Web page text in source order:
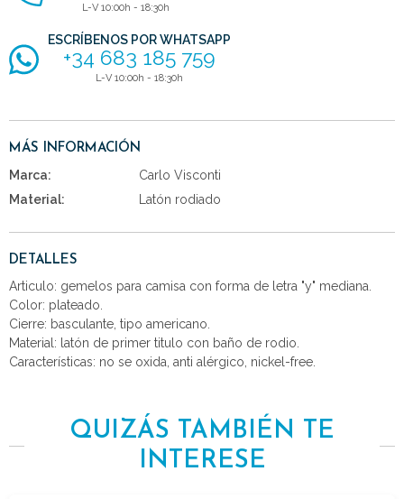
L-V 10:00h - 18:30h
ESCRÍBENOS POR WHATSAPP
+34 683 185 759
L-V 10:00h - 18:30h
MÁS INFORMACIÓN
Marca:
Carlo Visconti
Material:
Latón rodiado
DETALLES
Articulo: gemelos para camisa con forma de letra "y" mediana.
Color: plateado.
Cierre: basculante, tipo americano.
Material: latón de primer titulo con baño de rodio.
Características: no se oxida, anti alérgico, nickel-free.
QUIZÁS TAMBIÉN TE
INTERESE